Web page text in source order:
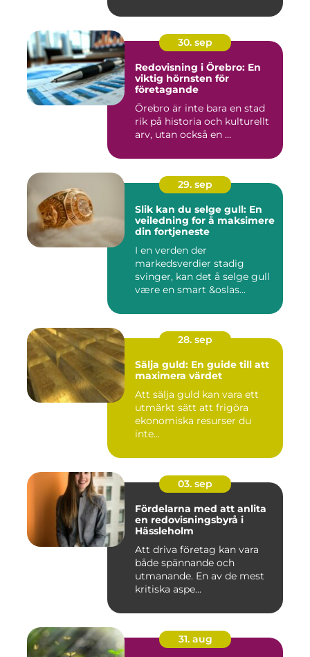
30. sep
Redovisning i Örebro: En
viktig hörnsten för
företagande
Örebro är inte bara en stad
rik på historia och kulturellt
arv, utan också en ...
29. sep
Slik kan du selge gull: En
veiledning for å maksimere
din fortjeneste
I en verden der
markedsverdier stadig
svinger, kan det å selge gull
være en smart &oslas...
28. sep
Sälja guld: En guide till att
maximera värdet
Att sälja guld kan vara ett
utmärkt sätt att frigöra
ekonomiska resurser du
inte...
03. sep
Fördelarna med att anlita
en redovisningsbyrå i
Hässleholm
Att driva företag kan vara
både spännande och
utmanande. En av de mest
kritiska aspe...
31. aug